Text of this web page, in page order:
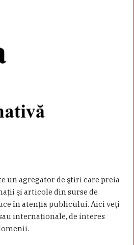
un agregator de ştiri care preia
şi articole din surse de
în atenţia publicului. Aici veţi
internaţionale, de interes